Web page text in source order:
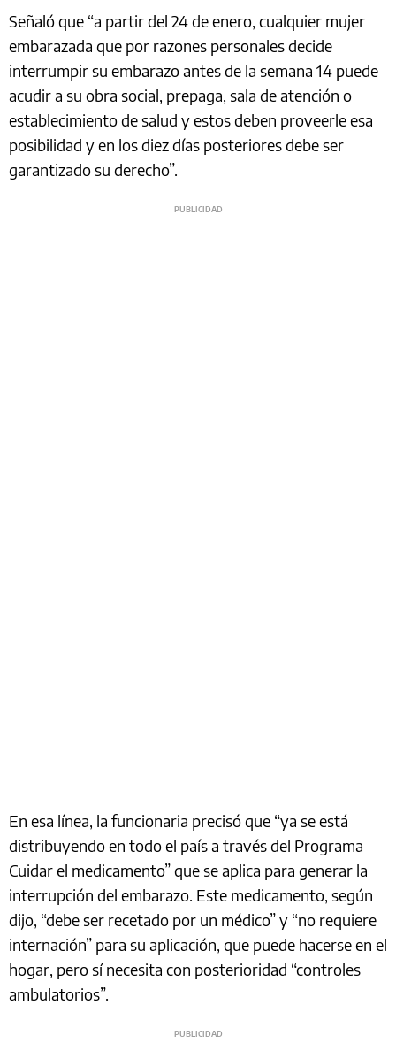
Señaló que “a partir del 24 de enero, cualquier mujer
embarazada que por razones personales decide
interrumpir su embarazo antes de la semana 14 puede
acudir a su obra social, prepaga, sala de atención o
establecimiento de salud y estos deben proveerle esa
posibilidad y en los diez días posteriores debe ser
garantizado su derecho”.
En esa línea, la funcionaria precisó que “ya se está
distribuyendo en todo el país a través del Programa
Cuidar el medicamento” que se aplica para generar la
interrupción del embarazo. Este medicamento, según
dijo, “debe ser recetado por un médico” y “no requiere
internación” para su aplicación, que puede hacerse en el
hogar, pero sí necesita con posterioridad “controles
ambulatorios”.